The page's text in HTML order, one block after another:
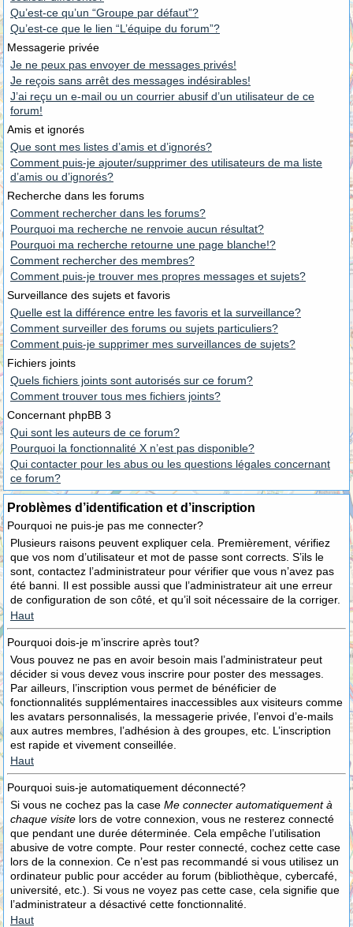
Qu’est-ce qu’un “Groupe par défaut”?
Qu’est-ce que le lien “L’équipe du forum”?
Messagerie privée
Je ne peux pas envoyer de messages privés!
Je reçois sans arrêt des messages indésirables!
J’ai reçu un e-mail ou un courrier abusif d’un utilisateur de ce
forum!
Amis et ignorés
Que sont mes listes d’amis et d’ignorés?
Comment puis-je ajouter/supprimer des utilisateurs de ma liste
d’amis ou d’ignorés?
Recherche dans les forums
Comment rechercher dans les forums?
Pourquoi ma recherche ne renvoie aucun résultat?
Pourquoi ma recherche retourne une page blanche!?
Comment rechercher des membres?
Comment puis-je trouver mes propres messages et sujets?
Surveillance des sujets et favoris
Quelle est la différence entre les favoris et la surveillance?
Comment surveiller des forums ou sujets particuliers?
Comment puis-je supprimer mes surveillances de sujets?
Fichiers joints
Quels fichiers joints sont autorisés sur ce forum?
Comment trouver tous mes fichiers joints?
Concernant phpBB 3
Qui sont les auteurs de ce forum?
Pourquoi la fonctionnalité X n’est pas disponible?
Qui contacter pour les abus ou les questions légales concernant
ce forum?
Problèmes d’identification et d’inscription
Pourquoi ne puis-je pas me connecter?
Plusieurs raisons peuvent expliquer cela. Premièrement, vérifiez
que vos nom d’utilisateur et mot de passe sont corrects. S’ils le
sont, contactez l’administrateur pour vérifier que vous n’avez pas
été banni. Il est possible aussi que l’administrateur ait une erreur
de configuration de son côté, et qu’il soit nécessaire de la corriger.
Haut
Pourquoi dois-je m’inscrire après tout?
Vous pouvez ne pas en avoir besoin mais l’administrateur peut
décider si vous devez vous inscrire pour poster des messages.
Par ailleurs, l’inscription vous permet de bénéficier de
fonctionnalités supplémentaires inaccessibles aux visiteurs comme
les avatars personnalisés, la messagerie privée, l’envoi d’e-mails
aux autres membres, l’adhésion à des groupes, etc. L’inscription
est rapide et vivement conseillée.
Haut
Pourquoi suis-je automatiquement déconnecté?
Si vous ne cochez pas la case Me connecter automatiquement à
chaque visite lors de votre connexion, vous ne resterez connecté
que pendant une durée déterminée. Cela empêche l’utilisation
abusive de votre compte. Pour rester connecté, cochez cette case
lors de la connexion. Ce n’est pas recommandé si vous utilisez un
ordinateur public pour accéder au forum (bibliothèque, cybercafé,
université, etc.). Si vous ne voyez pas cette case, cela signifie que
l’administrateur a désactivé cette fonctionnalité.
Haut